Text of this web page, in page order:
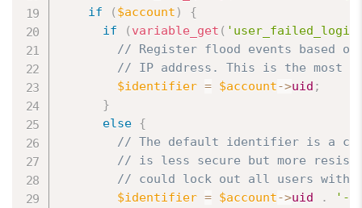
if
( $account )
{
if
( variable_get (
// Register flood events based
// IP address. This is the most
$identifier = $account->uid ;
}
else {
// The default identifier is a
// is less secure but more
// could lock out all users with
$identifier = $account->uid .
'-'